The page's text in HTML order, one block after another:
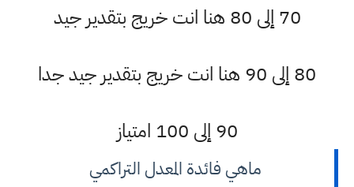
70 إلى 80 هنا انت خريج بتقدير جيد
80 إلى 90 هنا انت خريج بتقدير جيد جدا
90 إلى 100 امتياز
ماهي فائدة المعدل التراكمي